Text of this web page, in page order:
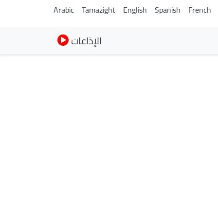
Arabic Tamazight English Spanish French
الإذاعات